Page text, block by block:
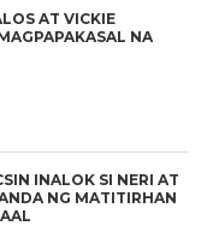
AT VICKIE
NA
INALOK SI NERI AT
NG MATITIRHAN